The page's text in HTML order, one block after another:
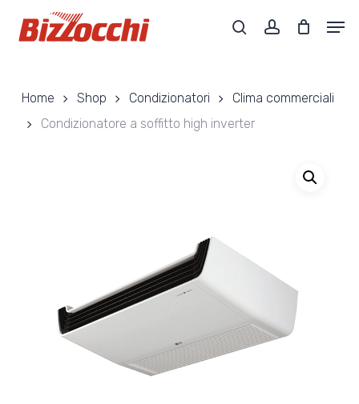
main
searchaccount
Home Shop Condizionatori
Clima commerciali
Condizionatore a soffitto high inverter